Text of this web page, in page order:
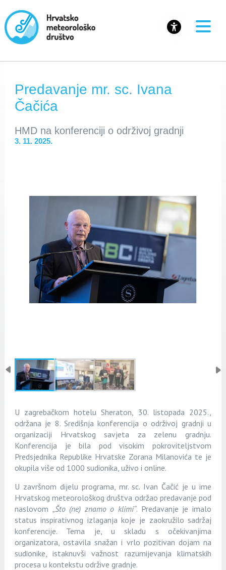
Predavanje mr. sc. Ivana
Čačića
HMD na konferenciji o održivoj gradnji
3. 11. 2025.
U zagrebačkom hotelu Sheraton, 30. listopada 2025.,
održana je 8. Središnja konferencija o održivoj gradnji u
organizaciji Hrvatskog savjeta za zelenu gradnju.
Konferencija je bila pod visokim pokroviteljstvom
Predsjednika Republike Hrvatske Zorana Milanovića te je
okupila više od 1000 sudionika, uživo i online.
U završnom dijelu programa, mr. sc. Ivan Čačić je u ime
Hrvatskog meteorološkog društva održao predavanje pod
naslovom „Što (ne) znamo o klimi“. Predavanje je imalo
status inspirativnog izlaganja koje je zaokružilo sadržaj
konferencije. Tema je, u skladu s očekivanjima
organizatora, ostavila snažan i vrlo pozitivan dojam na
sudionike, istaknuvši važnost razumijevanja klimatskih
procesa u kontekstu održive gradnje.